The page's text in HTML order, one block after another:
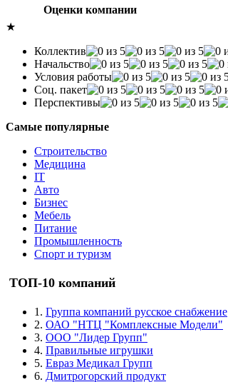
Оценки компании
★
Коллектив
Начальство
Условия работы
Соц. пакет
Перспективы
Самые популярные
Строительство
Медицина
IT
Авто
Бизнес
Мебель
Питание
Промышленность
Спорт и туризм
ТОП-10 компаний
1. Группа компаний русское снабжение
2. ОАО "НТЦ "Комплексные Модели"
3. ООО "Лидер Групп"
4. Правильные игрушки
5. Евраз Медикал Групп
6. Дмитрогорский продукт